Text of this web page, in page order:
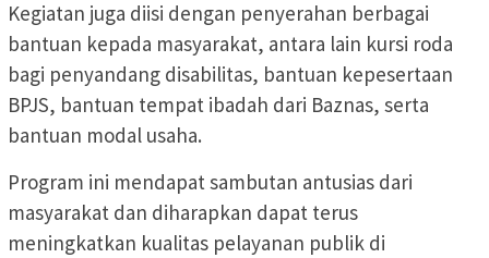
Kegiatan juga diisi dengan penyerahan berbagai
bantuan kepada masyarakat, antara lain kursi roda
bagi penyandang disabilitas, bantuan kepesertaan
BPJS, bantuan tempat ibadah dari Baznas, serta
bantuan modal usaha.
Program ini mendapat sambutan antusias dari
masyarakat dan diharapkan dapat terus
meningkatkan kualitas pelayanan publik di